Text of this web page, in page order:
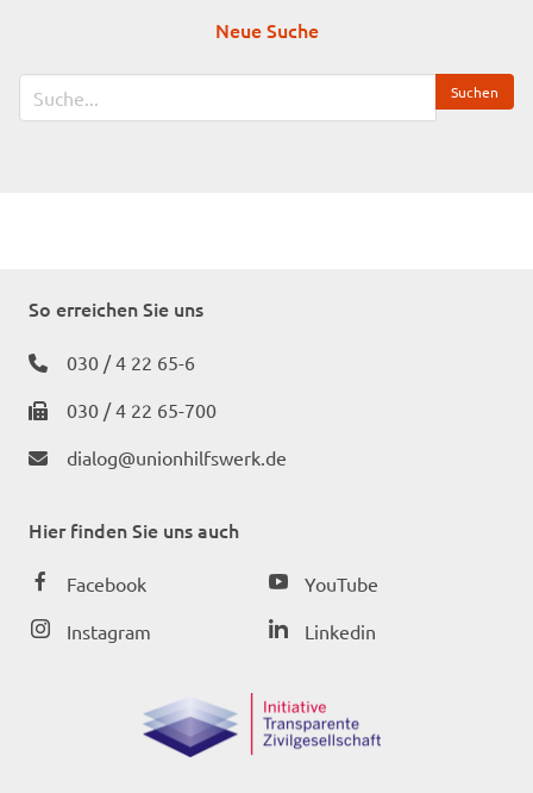
Neue Suche
So erreichen Sie uns
030 / 4 22 65-6
030 / 4 22 65-700
dialog@unionhilfswerk.de
Hier finden Sie uns auch
Facebook
Instagram
YouTube
Linkedin